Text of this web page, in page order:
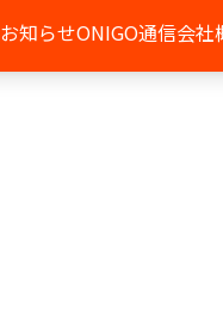
お知らせONIGO通信会社